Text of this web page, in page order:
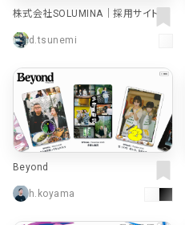
株式会社SOLUMINA｜採用サイト
d.tsunemi
Beyond
h.koyama